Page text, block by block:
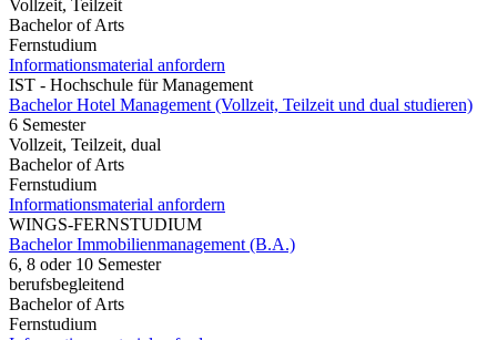
Vollzeit, Teilzeit
Bachelor of Arts
Fernstudium
Informationsmaterial anfordern
IST - Hochschule für Management
Bachelor Hotel Management (Vollzeit, Teilzeit und dual studieren)
6 Semester
Vollzeit, Teilzeit, dual
Bachelor of Arts
Fernstudium
Informationsmaterial anfordern
WINGS-FERNSTUDIUM
Bachelor Immobilienmanagement (B.A.)
6, 8 oder 10 Semester
berufsbegleitend
Bachelor of Arts
Fernstudium